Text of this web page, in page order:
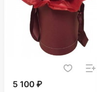
5 100 ₽